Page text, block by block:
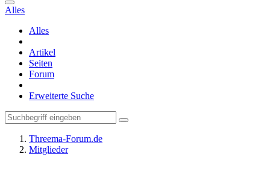
Alles
Alles
Artikel
Seiten
Forum
Erweiterte Suche
Threema-Forum.de
Mitglieder